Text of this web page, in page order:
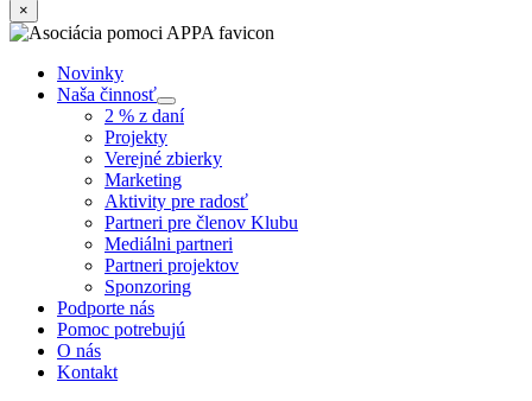
×
Novinky
Naša činnosť
Submenu
2 % z daní
Projekty
Verejné zbierky
Marketing
Aktivity pre radosť
Partneri pre členov Klubu
Mediálni partneri
Partneri projektov
Sponzoring
Podporte nás
Pomoc potrebujú
O nás
Kontakt